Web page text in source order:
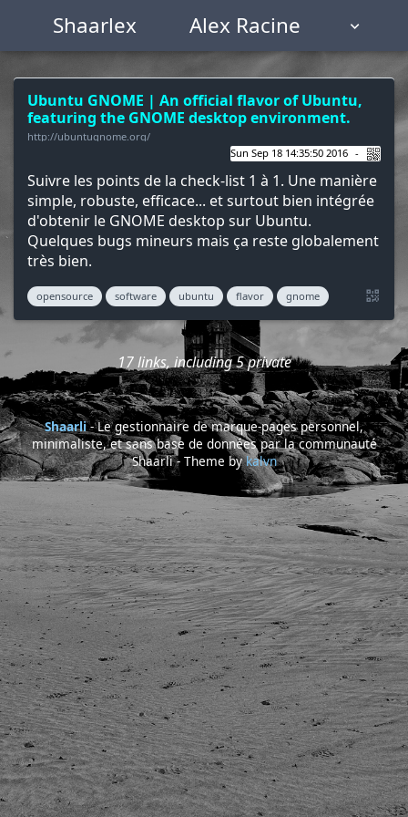
Shaarlex Alex Racine
NUAGE DE TAGS MUR D'IMAGES
QUOTIDIEN
Ubuntu GNOME | An official flavor of Ubuntu,
featuring the GNOME desktop environment.
http://ubuntugnome.org/
Sun Sep 18 14:35:50 2016
Suivre les points de la check-list 1 à 1. Une manière
simple, robuste, efficace... et surtout bien intégrée
d'obtenir le GNOME desktop sur Ubuntu.
Quelques bugs mineurs mais ça reste globalement
très bien.
opensource software ubuntu flavor gnome
17 links, including 5 private
Shaarli- Le gestionnaire de marque-pages personnel,
minimaliste, et sans base de données par la communauté
Shaarli - Theme bykalvn